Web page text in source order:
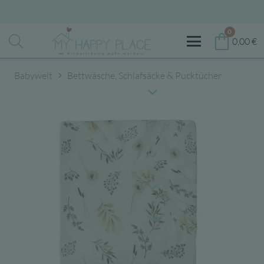
0
0,00€
Babywelt Bettwäsche, Schlafsäcke & Pucktücher